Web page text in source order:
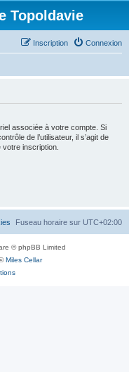
Topoldavie
Connexion
Inscription
associée à votre compte. Si
de l’utilisateur, il s’agit de
inscription.
Fuseau horaire sur UTC+02:00
© phpBB Limited
Miles Cellar